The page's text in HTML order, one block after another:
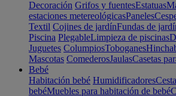
Decoración Grifos y fuentesEstatuas
estaciones metereológicasPaneles
Textil Cojines de jardínFundas de
Piscina PlegableLimpieza de piscinas
Juguetes ColumpiosToboganes
Mascotas ComederosJaulasCasetas
Bebé
Habitación bebé Humidificadores
bebéMuebles para habitación de bebé